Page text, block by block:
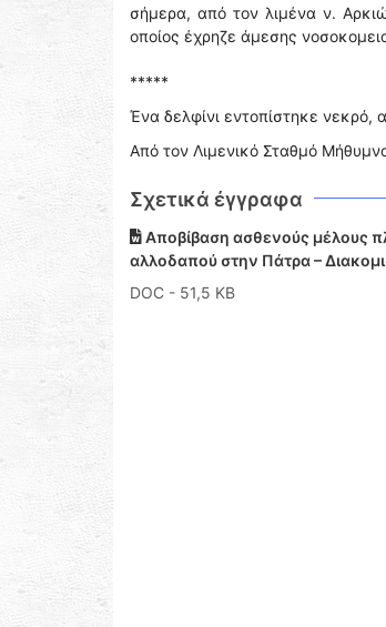
σήμερα, από τον λιμένα ν.
οποίος έχρηζε άμεσης
*****
Ένα δελφίνι εντοπίστηκε
Από τον Λιμενικό Σταθμό
Σχετικά έγγραφα
Αποβίβαση ασθενούς μέλους
αλλοδαπού στην Πάτρα –
DOC - 51,5 KB